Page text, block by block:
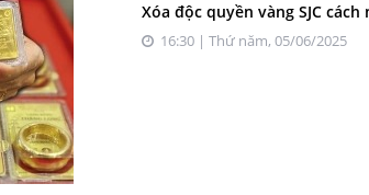
Xóa độc quyền vàng SJC cách
16:30 | Thứ năm, 05/06/2025